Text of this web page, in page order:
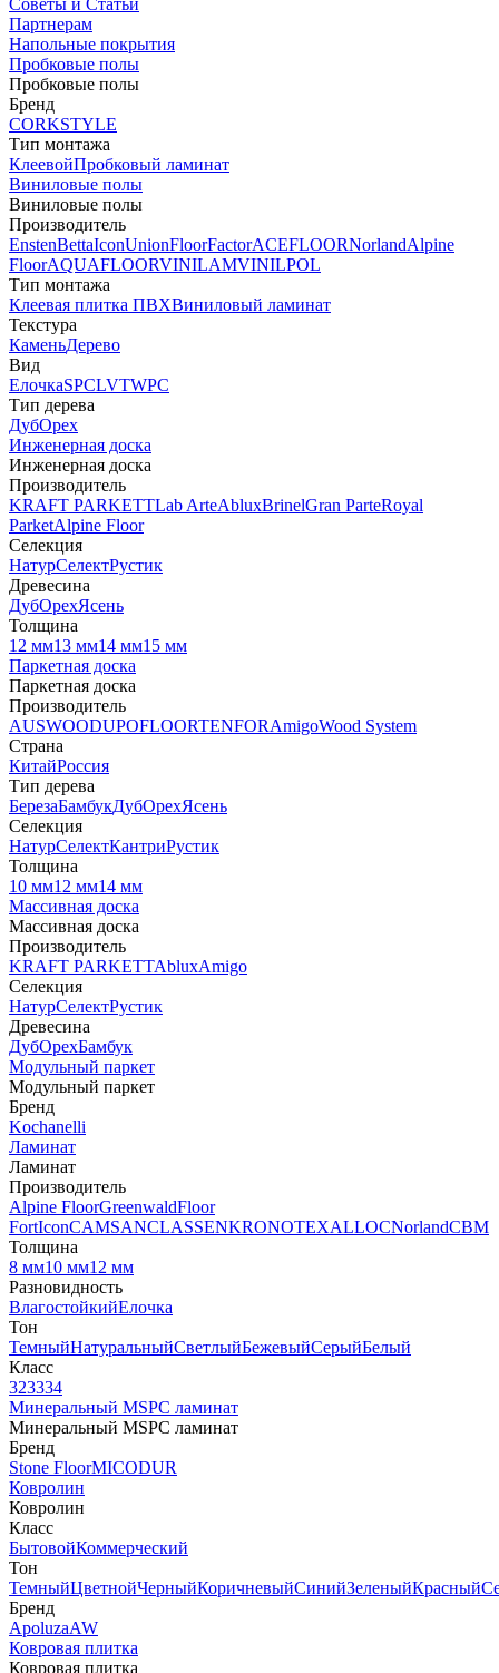
Советы и Статьи
Партнерам
Напольные покрытия
Пробковые полы
Пробковые полы
Бренд
CORKSTYLE
Тип монтажа
КлеевойПробковый ламинат
Виниловые полы
Виниловые полы
Производитель
EnstenBettaIconUnionFloorFactorACEFLOORNorlandAlpine
FloorAQUAFLOORVINILAMVINILPOL
Тип монтажа
Клеевая плитка ПВХВиниловый ламинат
Текстура
КаменьДерево
Вид
ЕлочкаSPCLVTWPC
Тип дерева
ДубОрех
Инженерная доска
Инженерная доска
Производитель
KRAFT PARKETTLab ArteAbluxBrinelGran ParteRoyal
ParketAlpine Floor
Селекция
НатурСелектРустик
Древесина
ДубОрехЯсень
Толщина
12 мм13 мм14 мм15 мм
Паркетная доска
Паркетная доска
Производитель
AUSWOODUPOFLOORTENFORAmigoWood System
Страна
КитайРоссия
Тип дерева
БерезаБамбукДубОрехЯсень
Селекция
НатурСелектКантриРустик
Толщина
10 мм12 мм14 мм
Массивная доска
Массивная доска
Производитель
KRAFT PARKETTAbluxAmigo
Селекция
НатурСелектРустик
Древесина
ДубОрехБамбук
Модульный паркет
Модульный паркет
Бренд
Kochanelli
Ламинат
Ламинат
Производитель
Alpine FloorGreenwaldFloor
FortIconCAMSANCLASSENKRONOTEXALLOCNorlandCBM
Толщина
8 мм10 мм12 мм
Разновидность
ВлагостойкийЕлочка
Тон
ТемныйНатуральныйСветлыйБежевыйСерыйБелый
Класс
323334
Минеральный MSPC ламинат
Минеральный MSPC ламинат
Бренд
Stone FloorMICODUR
Ковролин
Ковролин
Класс
БытовойКоммерческий
Тон
ТемныйЦветнойЧерныйКоричневыйСинийЗеленыйКрасный
Бренд
ApoluzaAW
Ковровая плитка
Ковровая плитка